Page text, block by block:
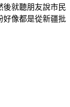
後就聽朋友說市民
好像都是從新疆批